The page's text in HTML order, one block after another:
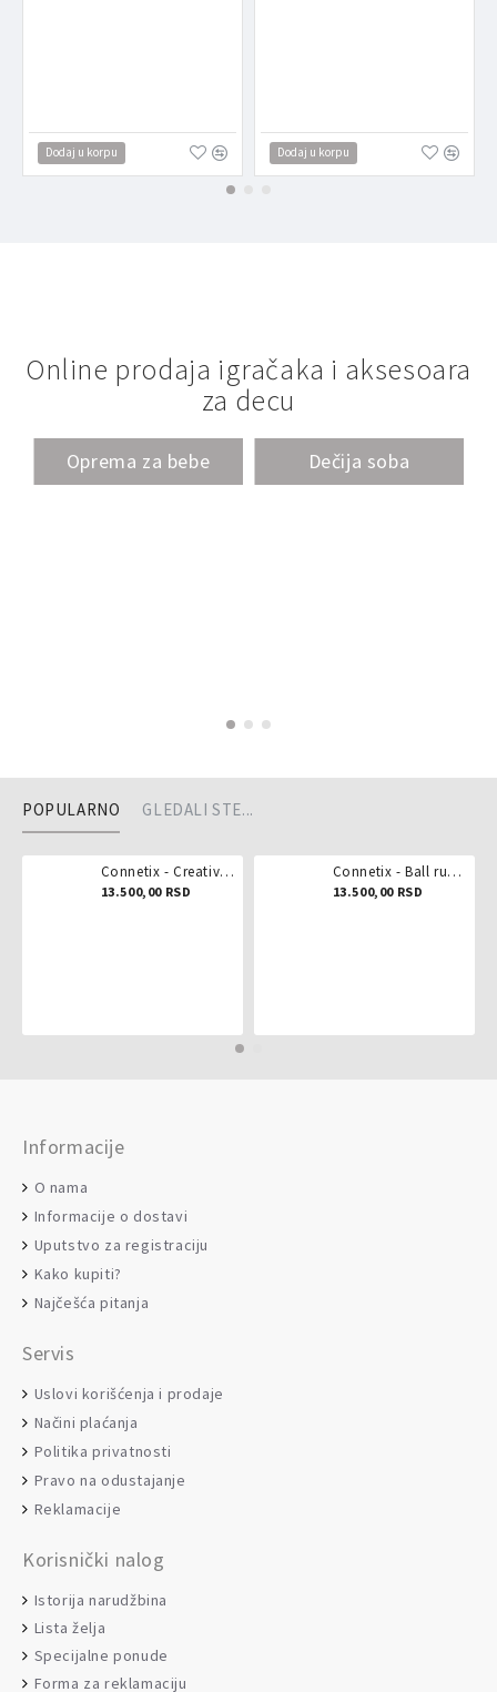
Dodaj u korpu Dodaj u korpu
Online prodaja igračaka i aksesoara
za decu
Oprema za bebe Dečija soba
POPULARNO GLEDALI STE...
Connetix - Creative pack 102 dela
13.500,00 RSD
Connetix - Ball run pastel 106 delova
13.500,00 RSD
Informacije
O nama
Informacije o dostavi
Uputstvo za registraciju
Kako kupiti?
Najčešća pitanja
Servis
Uslovi korišćenja i prodaje
Načini plaćanja
Politika privatnosti
Pravo na odustajanje
Reklamacije
Korisnički nalog
Istorija narudžbina
Lista želja
Specijalne ponude
Forma za reklamaciju